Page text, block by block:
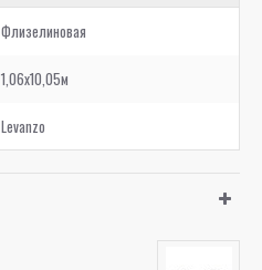
Флизелиновая
1,06x10,05м
Levanzo